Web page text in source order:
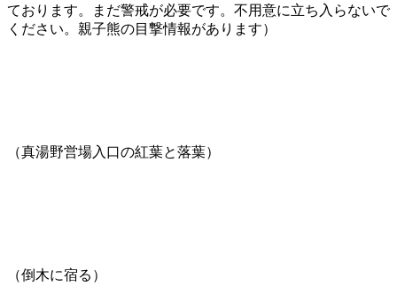
ております。まだ警戒が必要です。不用意に立ち入らないで
ください。親子熊の目撃情報があります）
（真湯野営場入口の紅葉と落葉）
（倒木に宿る）